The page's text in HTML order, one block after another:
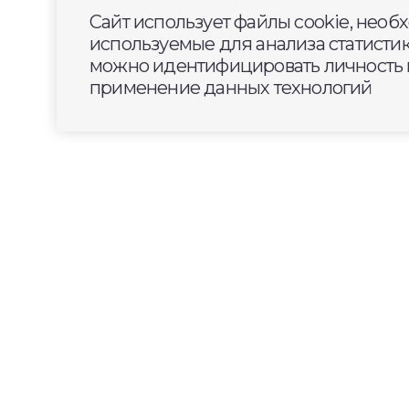
Сайт использует файлы cookie,
используемые для анализа
можно идентифицировать личность
применение данных технологий